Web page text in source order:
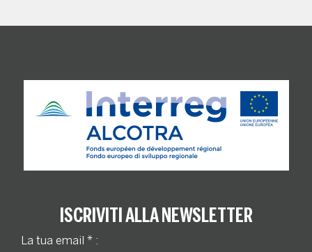
ISCRIVITI ALLA NEWSLETTER
La tua email * :